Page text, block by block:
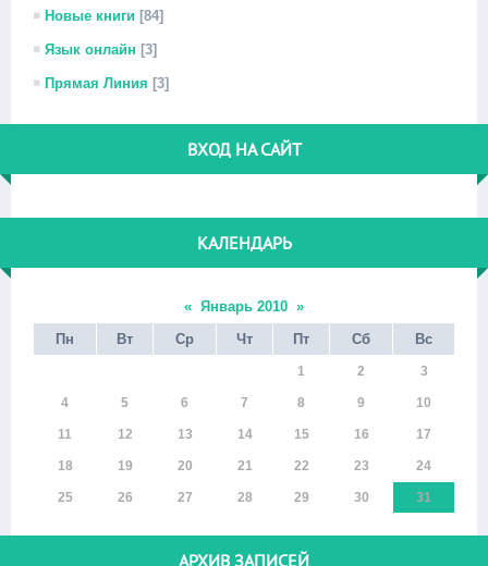
Новые книги [84]
Язык онлайн [3]
Прямая Линия [3]
ВХОД НА САЙТ
КАЛЕНДАРЬ
« Январь 2010 »
Пн
Вт Ср Чт Пт Сб Вс
1 2 3
4 5 6 7 8 9 10
11 12 13 14 15 16 17
18 19 20 21 22 23 24
25 26 27 28 29 30 31
АРХИВ ЗАПИСЕЙ